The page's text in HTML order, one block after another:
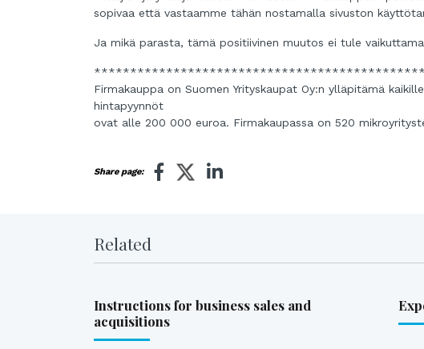
sopivaa että vastaamme tähän nostamalla sivuston
Ja mikä parasta, tämä positiivinen muutos ei tule
Firmakauppa on Suomen Yrityskaupat Oy:n ylläpitämä
hintapyynnöt
ovat alle 200 000 euroa. Firmakaupassa on 520
Share page:
Related
Instructions for business sales and
acquisitions